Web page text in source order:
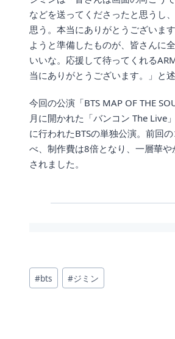
などを送ってくださったと思うし
思う。本当にありがとうございま
ようと準備したものが、皆さんに
いいな。応援して待ってくれる
当にありがとうございます。」と述
今回の公演「BTS MAP OF THE
月に開かれた「バンコン The Live
に行われたBTSの単独公演。前回
べ、制作費は8倍となり、一層華や
されました。
投
稿
#bts #ジミン